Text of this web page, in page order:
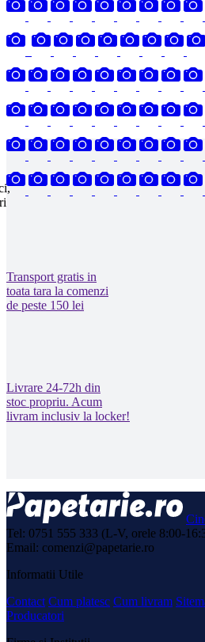
Transport gratis in
toata tara la comenzi
de peste 150 lei
Livrare 24-72h din
stoc propriu. Acum
livram inclusiv la locker!
Tel: 0751 555 333 (L-V, orele 8:00-
Email: comenzi@papetarie.ro
Informatii Utile
Contact Cum platesc Cum livram
Producatori